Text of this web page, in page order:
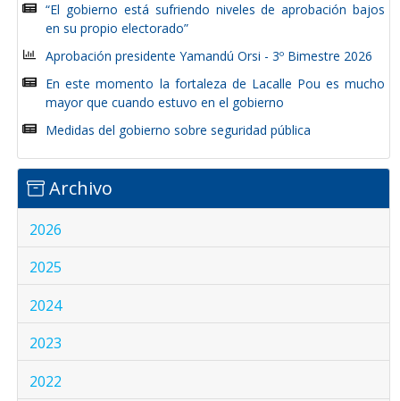
“El gobierno está sufriendo niveles de aprobación bajos
en su propio electorado”
Aprobación presidente Yamandú Orsi - 3º Bimestre 2026
En este momento la fortaleza de Lacalle Pou es mucho
mayor que cuando estuvo en el gobierno
Medidas del gobierno sobre seguridad pública
Archivo
2026
2025
2024
2023
2022